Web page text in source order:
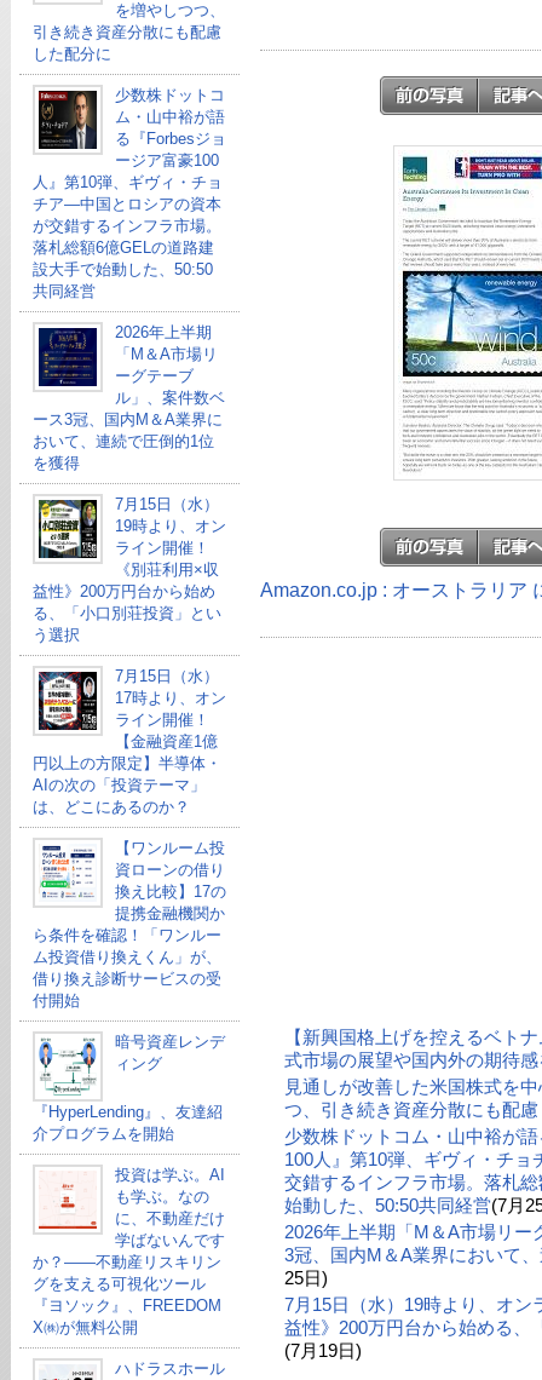
を増やしつつ、
引き続き資産分散にも配慮
した配分に
少数株ドットコ
ム・山中裕が語
る『Forbesジョ
ージア富豪100
人』第10弾、ギヴィ・チョ
チア―中国とロシアの資本
が交錯するインフラ市場。
落札総額6億GELの道路建
設大手で始動した、50:50
共同経営
2026年上半期
「M＆A市場リ
ーグテーブ
ル」、案件数ベ
ース3冠、国内M＆A業界に
おいて、連続で圧倒的1位
を獲得
7月15日（水）
19時より、オン
ライン開催！
《別荘利用×収
益性》200万円台から始め
る、「小口別荘投資」とい
う選択
7月15日（水）
17時より、オン
ライン開催！
【金融資産1億
円以上の方限定】半導体・
AIの次の「投資テーマ」
は、どこにあるのか？
【ワンルーム投
資ローンの借り
換え比較】17の
提携金融機関か
ら条件を確認！「ワンルー
ム投資借り換えくん」が、
借り換え診断サービスの受
付開始
暗号資産レンデ
ィング
『HyperLending』、友達紹
介プログラムを開始
投資は学ぶ。AI
も学ぶ。なの
に、不動産だけ
学ばないんです
か？——不動産リスキリン
グを支える可視化ツール
『ヨソック』、FREEDOM
X㈱が無料公開
ハドラスホール
Amazon.co.jp : オーストラリア
【新興国格上げを控えるベト
式市場の展望や国内外の期待
見通しが改善した米国株式を
つ、引き続き資産分散にも配
少数株ドットコム・山中裕が
100人』第10弾、ギヴィ・チ
交錯するインフラ市場。落札
始動した、50:50共同経営(7月
2026年上半期「M＆A市場リー
3冠、国内M＆A業界において
25日)
7月15日（水）19時より、オン
益性》200万円台から始める、
(7月19日)